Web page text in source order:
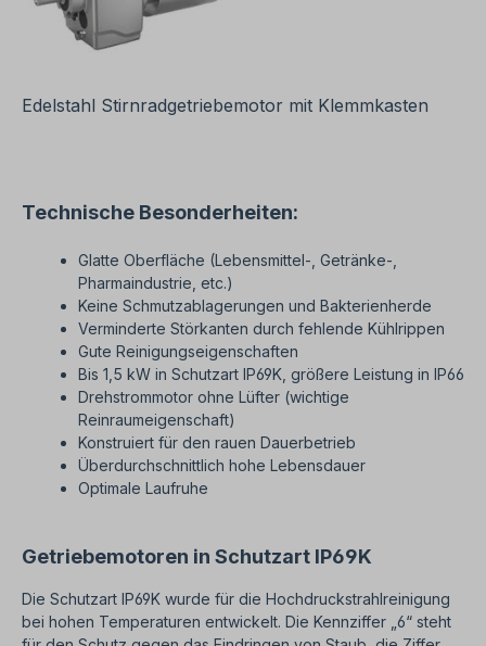
Edelstahl Stirnradgetriebemotor mit Klemmkasten
Technische Besonderheiten:
Glatte Oberfläche (Lebensmittel-, Getränke-,
Pharmaindustrie, etc.)
Keine Schmutzablagerungen und Bakterienherde
Verminderte Störkanten durch fehlende Kühlrippen
Gute Reinigungseigenschaften
Bis 1,5 kW in Schutzart IP69K, größere Leistung in IP66
Drehstrommotor ohne Lüfter (wichtige
Reinraumeigenschaft)
Konstruiert für den rauen Dauerbetrieb
Überdurchschnittlich hohe Lebensdauer
Optimale Laufruhe
Getriebemotoren in Schutzart IP69K
Die Schutzart IP69K wurde für die Hochdruckstrahlreinigung
bei hohen Temperaturen entwickelt. Die Kennziffer „6“ steht